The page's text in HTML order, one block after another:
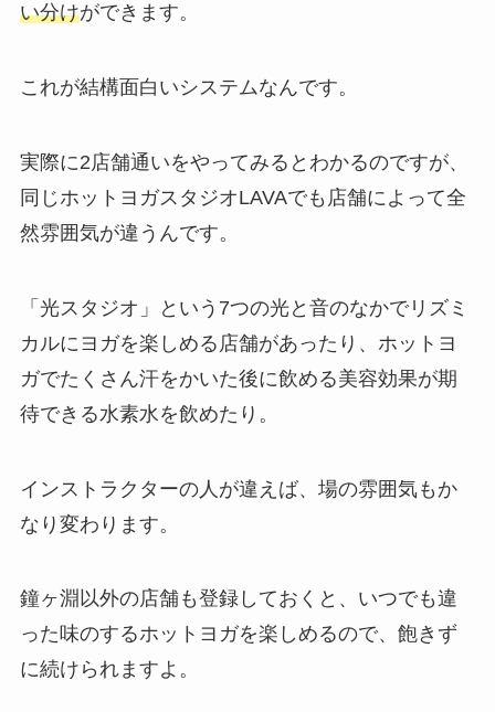
い分けができます。
これが結構面白いシステムなんです。
実際に2店舗通いをやってみるとわかるのですが、
同じホットヨガスタジオLAVAでも店舗によって全
然雰囲気が違うんです。
「光スタジオ」
という7つの光と音のなかでリズミ
カルにヨガを楽しめる店舗があったり、ホットヨ
ガでたくさん汗をかいた後に飲める美容効果が期
待できる水素水を飲めたり。
インストラクターの人が違えば、場の雰囲気もか
なり変わります。
鐘ヶ淵以外の店舗も登録しておくと、いつでも違
った味のするホットヨガを楽しめるので、飽きず
に続けられますよ。